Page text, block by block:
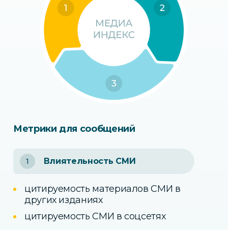
Метрики для сообщений
1 Влиятельность СМИ
цитируемость материалов СМИ в
других изданиях
цитируемость СМИ в соцсетях